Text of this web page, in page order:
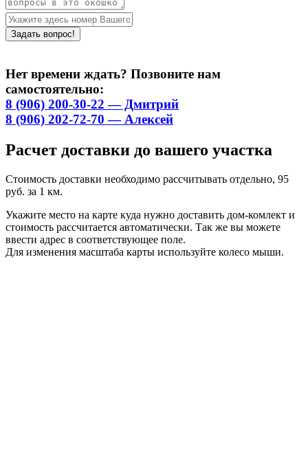
Нет времени ждать? Позвоните нам
самостоятельно:
8 (906) 200-30-22 — Дмитрий
8 (906) 202-72-70 — Алексей
Расчет доставки до вашего участка
Стоимость доставки необходимо рассчитывать отдельно, 95
руб. за 1 км.
Укажите место на карте куда нужно доставить дом-комлект и
стоимость рассчитается автоматически. Так же вы можете
ввести адрес в соответствующее поле.
Для изменения масштаба карты используйте колесо мыши.